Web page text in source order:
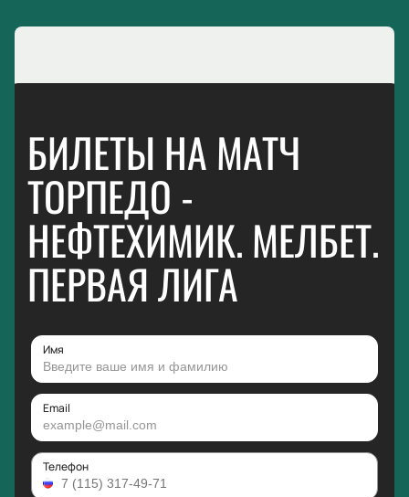
БИЛЕТЫ НА МАТЧ
ТОРПЕДО -
НЕФТЕХИМИК. МЕЛБЕТ.
ПЕРВАЯ ЛИГА
Имя
Email
Телефон